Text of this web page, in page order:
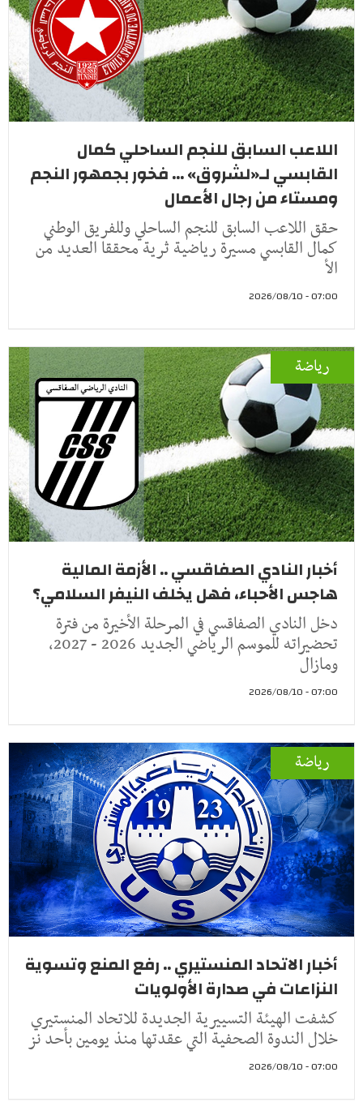
اللاعب السابق للنجم الساحلي كمال
القابسي لـ«لشروق» ... فخور بجمهور النجم
ومستاء من رجال الأعمال
حقق اللاعب السابق للنجم الساحلي وللفريق الوطني
كمال القابسي مسيرة رياضية ثرية محققا العديد من
الأ
07:00 - 2026/08/10
رياضة
أخبار النادي الصفاقسي .. الأزمة المالية
هاجس الأحباء، فهل يخلف النيفر السلامي؟
دخل النادي الصفاقسي في المرحلة الأخيرة من فترة
تحضيراته للموسم الرياضي الجديد 2026 - 2027،
ومازال
07:00 - 2026/08/10
رياضة
أخبار الاتحاد المنستيري .. رفع المنع وتسوية
النزاعات في صدارة الأولويات
كشفت الهيئة التسييرية الجديدة للاتحاد المنستيري
خلال الندوة الصحفية التي عقدتها منذ يومين بأحد نز
07:00 - 2026/08/10